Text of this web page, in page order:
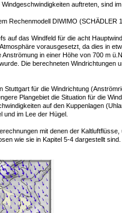
auftreten, sind
Rechenmodell DIWIMO
auf das Windfeld für die acht
vorausgesetzt, da dies in
in einer Höhe von 700 m
Die berechneten Windrichtungen
Stuttgart für die Windrichtung
Plangebiet die Situation für die
auf den Kuppenlagen
im Lee der Hügel.
mit denen der
wie sie in Kapitel 5-4 dargestellt sind.